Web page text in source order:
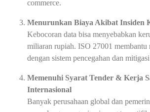
commerce.
Menurunkan Biaya Akibat Insiden
Kebocoran data bisa menyebabkan
miliaran rupiah. ISO 27001 membantu
dengan sistem pencegahan dan
Memenuhi Syarat Tender & Kerja
Internasional
Banyak perusahaan global dan